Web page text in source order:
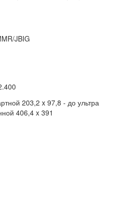
JBIG
203,2 x 97,8 - до ультра
406,4 x 391